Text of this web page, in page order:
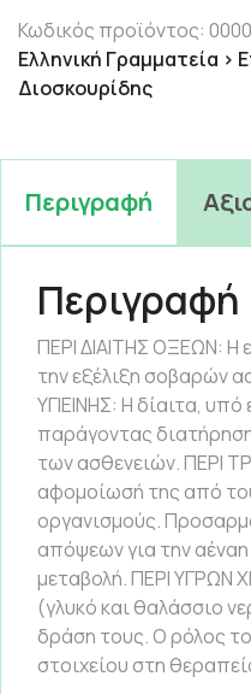
Κωδικός προϊόντος:
Ελληνική Γραμματεία >
Διοσκουρίδης
Περιγραφή
Περιγραφή
ΠΕΡΙ ΔΙΑΙΤΗΣ ΟΞΕΩΝ: Η
την εξέλιξη σοβαρών
ΥΓΙΕΙΝΗΣ: Η δίαιτα,
παράγοντας
των ασθενειών. ΠΕΡΙ
αφομοίωσή της από
οργανισμούς.
απόψεων για την αέναη
μεταβολή. ΠΕΡΙ ΥΓΡΩΝ
(γλυκό και θαλάσσιο
δράση τους. Ο ρόλος
στοιχείου στη